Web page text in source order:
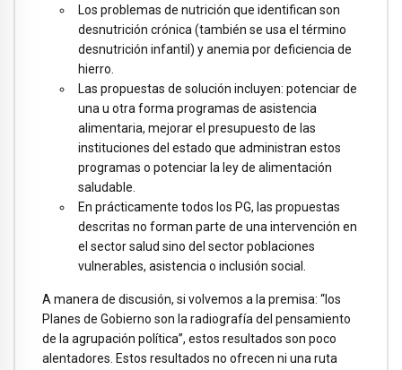
Los problemas de nutrición que identifican son
desnutrición crónica (también se usa el término
desnutrición infantil) y anemia por deficiencia de
hierro.
Las propuestas de solución incluyen: potenciar de
una u otra forma programas de asistencia
alimentaria, mejorar el presupuesto de las
instituciones del estado que administran estos
programas o potenciar la ley de alimentación
saludable.
En prácticamente todos los PG, las propuestas
descritas no forman parte de una intervención en
el sector salud sino del sector poblaciones
vulnerables, asistencia o inclusión social.
A manera de discusión, si volvemos a la premisa: “los
Planes de Gobierno son la radiografía del pensamiento
de la agrupación política”, estos resultados son poco
alentadores. Estos resultados no ofrecen ni una ruta